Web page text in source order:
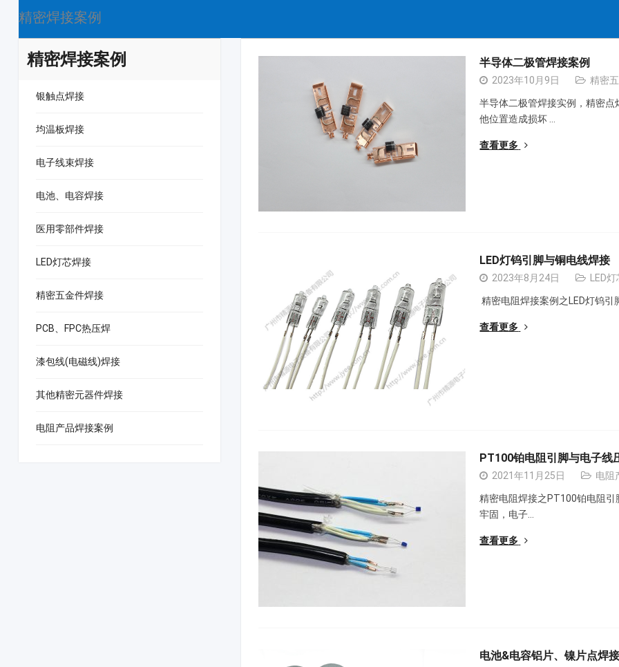
精密焊接案例
半导体二极管焊接案例
2023年10月9日 精密
半导体二极管焊接实例，精密
他位置造成损坏 …
查看更多
LED灯钨引脚与铜电线焊接
2023年8月24日 LED
精密电阻焊接案例之LED
查看更多
PT100铂电阻引脚与电子线
2021年11月25日 电阻
精密电阻焊接之PT100铂电阻
牢固，电子…
查看更多
电池&电容铝片、镍片点焊
精密焊接案例
银触点焊接
均温板焊接
电子线束焊接
电池、电容焊接
医用零部件焊接
LED灯芯焊接
精密五金件焊接
PCB、FPC热压焊
漆包线(电磁线)焊接
其他精密元器件焊接
电阻产品焊接案例